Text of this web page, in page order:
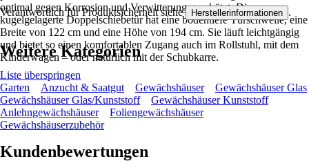
optimal gegen Korrosion und Verwitterung geschützt. Die
kugelgelagerte Doppelschiebetür hat eine bodentiefe Türschwelle, eine
Breite von 122 cm und eine Höhe von 194 cm. Sie läuft leichtgängig
und bietet so einen komfortablen Zugang auch im Rollstuhl, mit dem
Kinderwagen – oder natürlich mit der Schubkarre.
Verantwortlich für Produktsicherheit siehe Herstellerinformationen .
Weitere Kategorien
Liste überspringen
Garten
Anzucht & Saatgut Gewächshäuser
Gewächshäuser Glas
Gewächshäuser Glas/Kunststoff
Gewächshäuser Kunststoff
Anlehngewächshäuser
Foliengewächshäuser
Gewächshäuserzubehör
Kundenbewertungen